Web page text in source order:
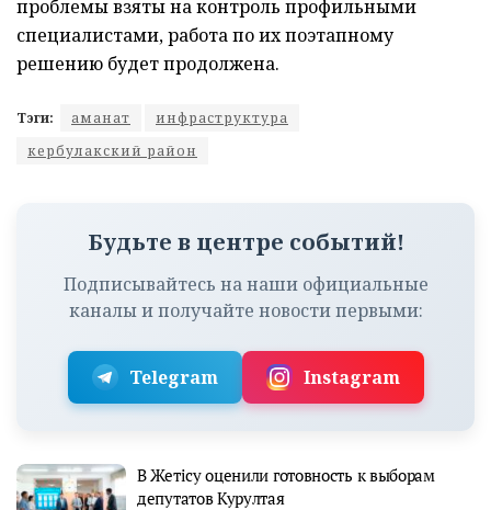
проблемы взяты на контроль профильными
специалистами, работа по их поэтапному
решению будет продолжена.
Тэги: аманат
инфраструктура
кербулакский район
Будьте в центре событий!
Подписывайтесь на наши официальные
каналы и получайте новости первыми:
Telegram Instagram
В Жетісу оценили готовность к выборам
депутатов Курултая